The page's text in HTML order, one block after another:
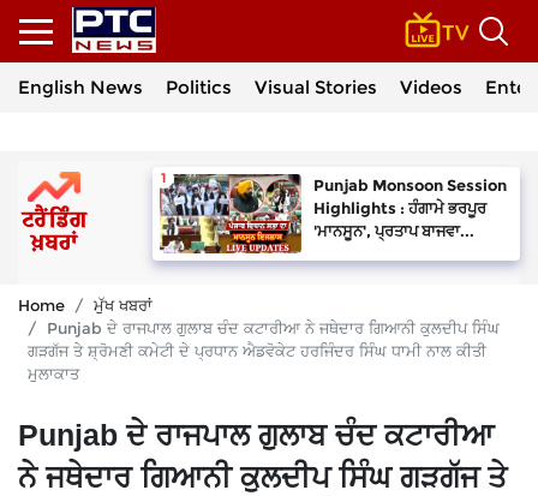
English News Politics Visual Stories Videos
Punjab Monsoon Session
Highlights : ਹੰਗਾਮੇ ਭਰਪੂਰ
'ਮਾਨਸੂਨ', ਪ੍ਰਤਾਪ ਬਾਜਵਾ...
Home
ਮੁੱਖ ਖਬਰਾਂ
Punjab ਦੇ ਰਾਜਪਾਲ ਗੁਲਾਬ ਚੰਦ ਕਟਾਰੀਆ ਨੇ ਜਥੇਦਾਰ ਗਿਆਨੀ ਕੁਲਦੀਪ ਸਿੰਘ
ਗੜਗੱਜ ਤੇ ਸ਼੍ਰੋਮਣੀ ਕਮੇਟੀ ਦੇ ਪ੍ਰਧਾਨ ਐਡਵੋਕੇਟ ਹਰਜਿੰਦਰ ਸਿੰਘ ਧਾਮੀ ਨਾਲ ਕੀਤੀ
ਮੁਲਾਕਾਤ
Punjab ਦੇ ਰਾਜਪਾਲ ਗੁਲਾਬ ਚੰਦ ਕਟਾਰੀਆ
ਨੇ ਜਥੇਦਾਰ ਗਿਆਨੀ ਕੁਲਦੀਪ ਸਿੰਘ ਗੜਗੱਜ ਤੇ